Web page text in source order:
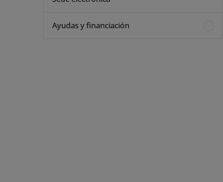
Ayudas y financiación